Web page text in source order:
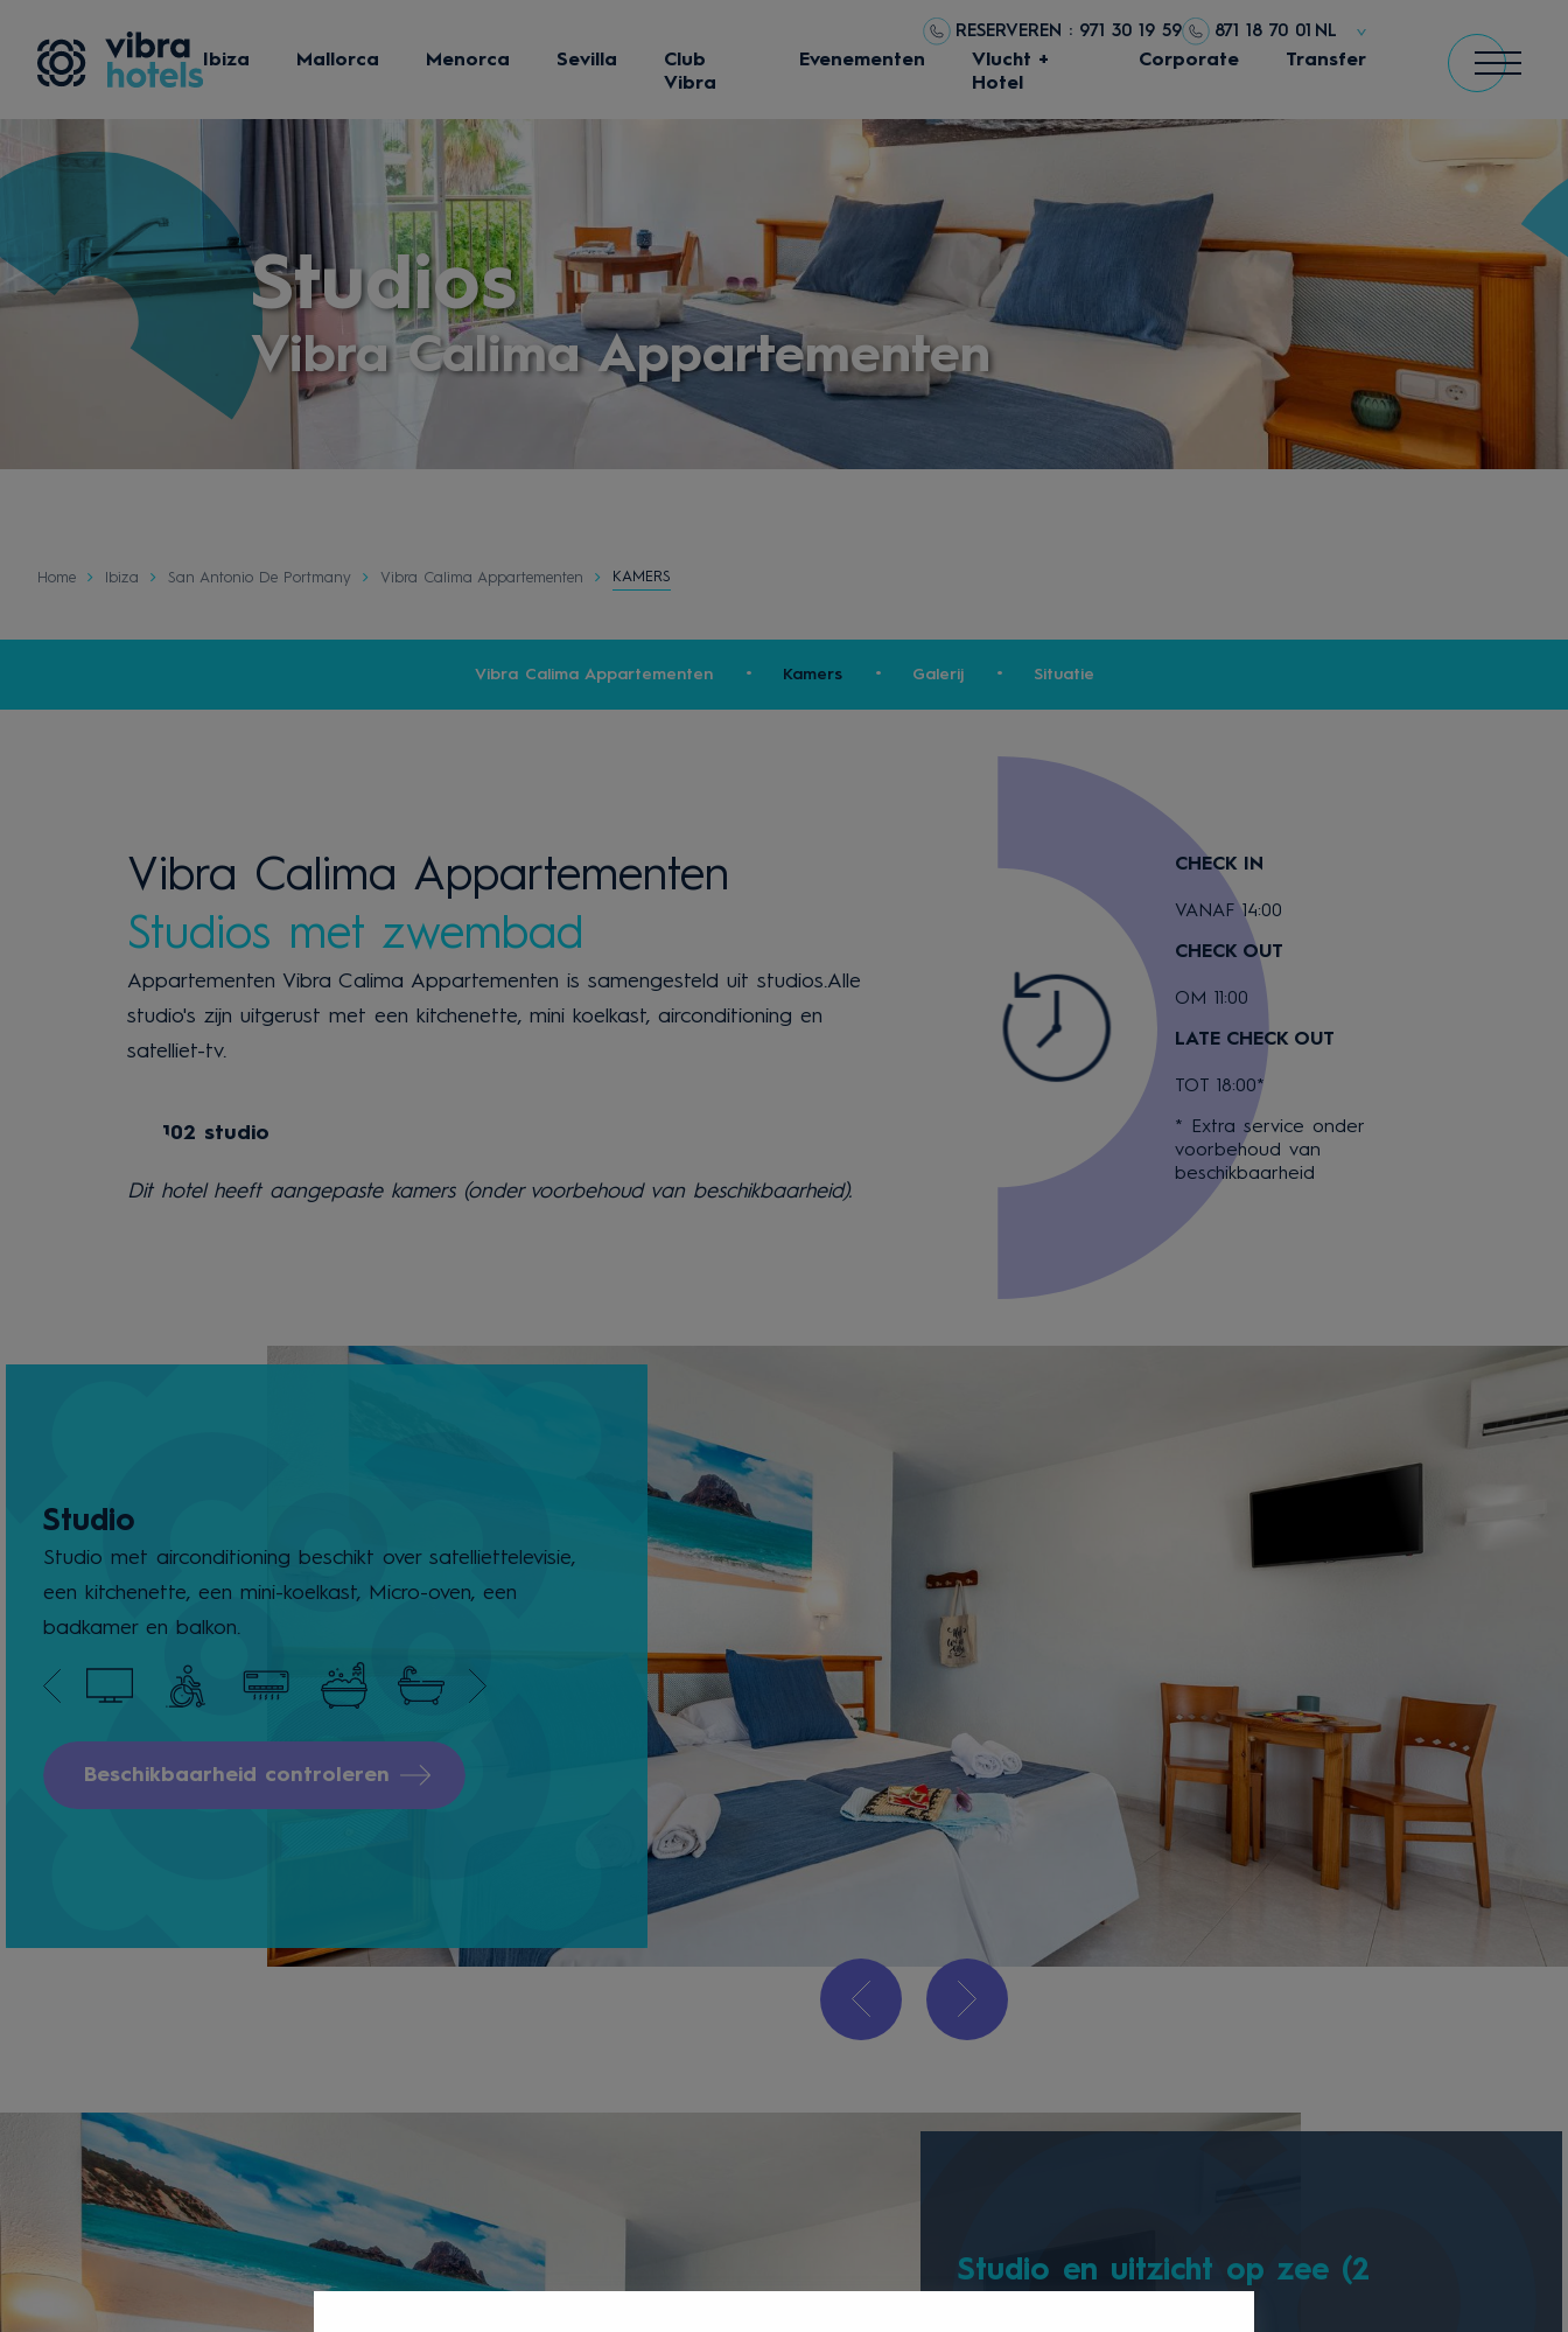
RESERVEREN : 971 30 19 59 871 18 70 01 NL
Ibiza Mallorca Menorca Sevilla
Club
Vibra
Evenementen
Vlucht +
Hotel
Corporate Transfer
Studios
Vibra Calima Appartementen
Home Ibiza San Antonio De Portmany Vibra Calima Appartementen KAMERS
Vibra Calima Appartementen Kamers Galerij Situatie
Vibra Calima Appartementen
Studios met zwembad
Appartementen Vibra Calima Appartementen is samengesteld uit studios.Alle
studio's zijn uitgerust met een kitchenette, mini koelkast, airconditioning en
satelliet-tv.
102 studio
Dit hotel heeft aangepaste kamers (onder voorbehoud van beschikbaarheid).
CHECK IN
VANAF 14:00
CHECK OUT
OM 11:00
LATE CHECK OUT
TOT 18:00*
* Extra service onder
voorbehoud van
beschikbaarheid
Studio
Studio met airconditioning beschikt over satelliettelevisie,
een kitchenette, een mini-koelkast, Micro-oven, een
badkamer en balkon.
Beschikbaarheid controleren
Studio en uitzicht op zee (2